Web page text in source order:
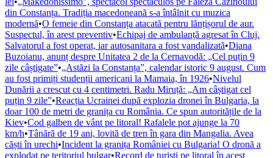
din Constanța. Tradiția macedoneană s-a întâlnit cu muzica
modernă•O femeie din Constanța atacată pentru lănțișorul de aur.
Suspectul, în arest preventiv•Echipaj de ambulanță agresat în Cluj.
Salvatorul a fost operat, iar autosanitara a fost vandalizată•Diana
Buzoianu, anunț despre Unitatea 2 de la Cernavodă: „Cel puțin 9
zile câștigate”•„Astăzi la Constanța”, calendar istoric 9 august. Cum
au fost primiți studenții americani la Mamaia, în 1926•Nivelul
Dunării a crescut cu 4 centimetri. Radu Miruță: „Am câștigat cel
puțin 9 zile”•Reacția Ucrainei după explozia dronei în Bulgaria, la
doar 100 de metri de granița cu România. Ce spun autoritățile de la
Kiev•Cod galben de vânt pe litoral! Rafalele pot ajunge la 70
km/h•Tânără de 19 ani, lovită de tren în gara din Mangalia. Avea
căști în urechi•Incident la granița României cu Bulgaria! O dronă a
explodat pe teritoriul bulgar•Record de turiști pe litoral în acest